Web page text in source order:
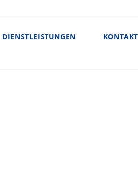
DIENSTLEISTUNGEN KONTAKT